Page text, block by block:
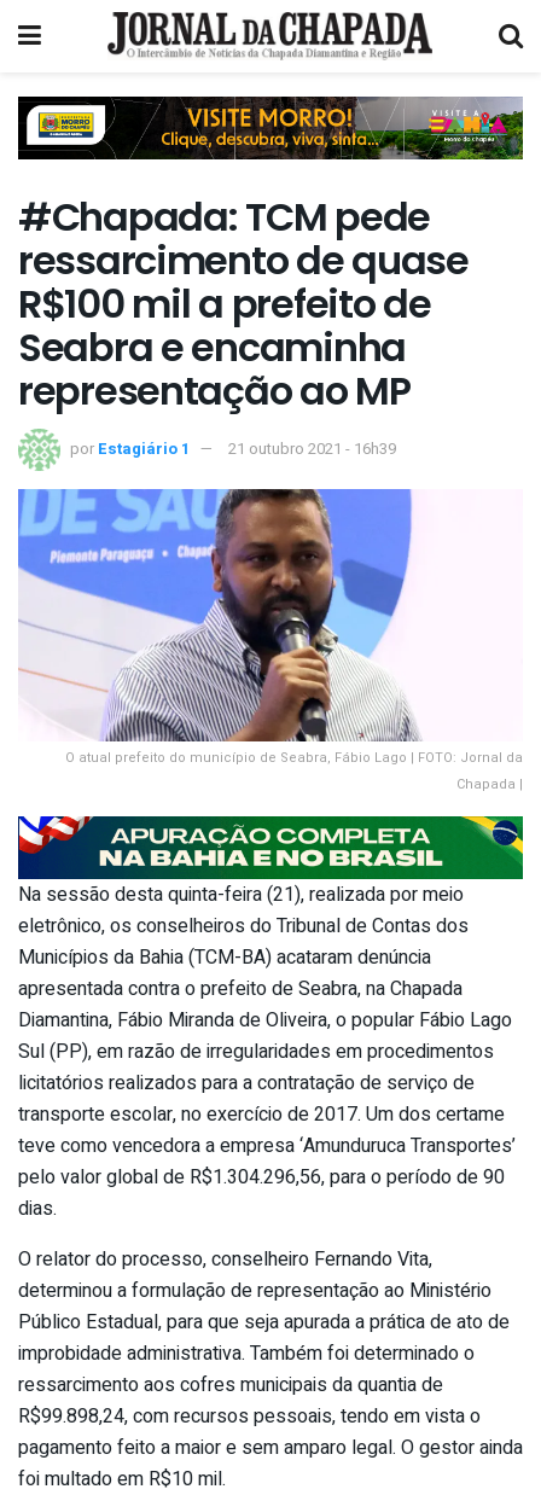
#Chapada: TCM pede
ressarcimento de quase
R$100 mil a prefeito de
Seabra e encaminha
representação ao MP
por Estagiário 1 21 outubro 2021 - 16h39
O atual prefeito do município de Seabra, Fábio Lago | FOTO: Jornal da
Chapada |
Na sessão desta quinta-feira (21), realizada por meio
eletrônico, os conselheiros do Tribunal de Contas dos
Municípios da Bahia (TCM-BA) acataram denúncia
apresentada contra o prefeito de Seabra, na Chapada
Diamantina, Fábio Miranda de Oliveira, o popular Fábio Lago
Sul (PP), em razão de irregularidades em procedimentos
licitatórios realizados para a contratação de serviço de
transporte escolar, no exercício de 2017. Um dos certame
teve como vencedora a empresa ‘Amunduruca Transportes’
pelo valor global de R$1.304.296,56, para o período de 90
dias.
O relator do processo, conselheiro Fernando Vita,
determinou a formulação de representação ao Ministério
Público Estadual, para que seja apurada a prática de ato de
improbidade administrativa. Também foi determinado o
ressarcimento aos cofres municipais da quantia de
R$99.898,24, com recursos pessoais, tendo em vista o
pagamento feito a maior e sem amparo legal. O gestor ainda
foi multado em R$10 mil.